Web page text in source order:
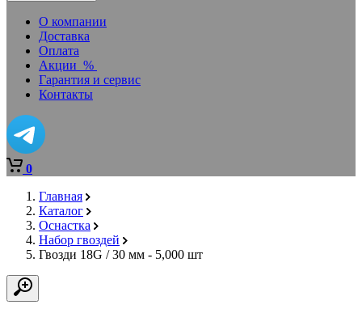
О компании
Доставка
Оплата
Акции %
Гарантия и сервис
Контакты
0
Главная
Каталог
Оснастка
Набор гвоздей
Гвозди 18G / 30 мм - 5,000 шт